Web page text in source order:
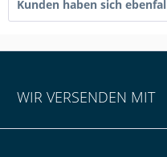
Kunden haben sich
WIR VERSENDEN MIT